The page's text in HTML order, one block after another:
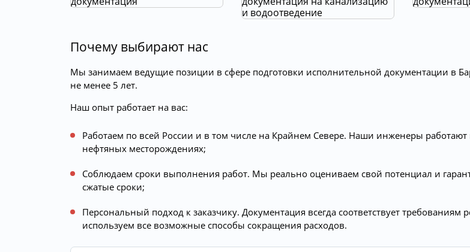
Почему выбирают нас
Мы занимаем ведущие позиции в сфере подготовки исполнительной документации в
не менее 5 лет.
Наш опыт работает на вас:
Работаем по всей России и в том числе на Крайнем Севере. Наши инженеры
нефтяных месторождениях;
Соблюдаем сроки выполнения работ. Мы реально оцениваем свой потенциал и
сжатые сроки;
Персональный подход к заказчику. Документация всегда соответствует
используем все возможные способы сокращения расходов.